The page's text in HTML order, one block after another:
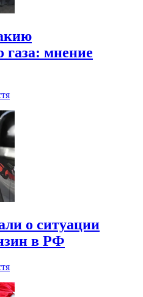
газа: мнение
о ситуации
в РФ